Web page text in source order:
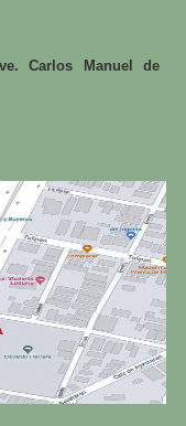
Carlos Manuel de